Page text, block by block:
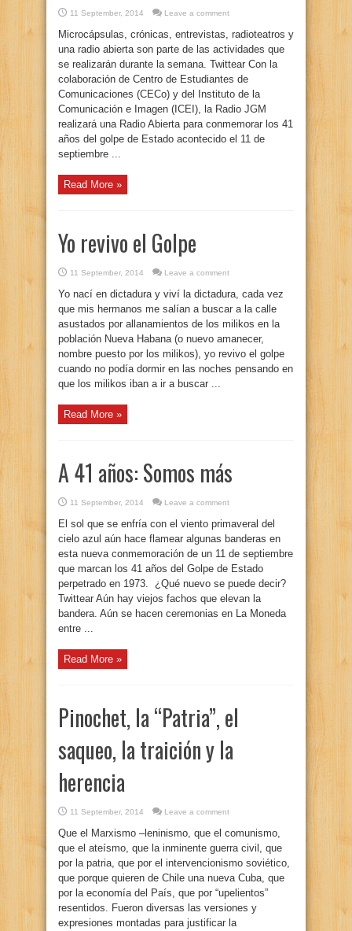
11 September, 2014 Leave a comment
Microcápsulas, crónicas, entrevistas, radioteatros y
una radio abierta son parte de las actividades que
se realizarán durante la semana. Twittear Con la
colaboración de Centro de Estudiantes de
Comunicaciones (CECo) y del Instituto de la
Comunicación e Imagen (ICEI), la Radio JGM
realizará una Radio Abierta para conmemorar los 41
años del golpe de Estado acontecido el 11 de
septiembre ...
Read More »
Yo revivo el Golpe
11 September, 2014 Leave a comment
Yo nací en dictadura y viví la dictadura, cada vez
que mis hermanos me salían a buscar a la calle
asustados por allanamientos de los milikos en la
población Nueva Habana (o nuevo amanecer,
nombre puesto por los milikos), yo revivo el golpe
cuando no podía dormir en las noches pensando en
que los milikos iban a ir a buscar ...
Read More »
A 41 años: Somos más
11 September, 2014 Leave a comment
El sol que se enfría con el viento primaveral del
cielo azul aún hace flamear algunas banderas en
esta nueva conmemoración de un 11 de septiembre
que marcan los 41 años del Golpe de Estado
perpetrado en 1973. ¿Qué nuevo se puede decir?
Twittear Aún hay viejos fachos que elevan la
bandera. Aún se hacen ceremonias en La Moneda
entre ...
Read More »
Pinochet, la “Patria”, el
saqueo, la traición y la
herencia
11 September, 2014 Leave a comment
Que el Marxismo –leninismo, que el comunismo,
que el ateísmo, que la inminente guerra civil, que
por la patria, que por el intervencionismo soviético,
que porque quieren de Chile una nueva Cuba, que
por la economía del País, que por “upelientos”
resentidos. Fueron diversas las versiones y
expresiones montadas para justificar la